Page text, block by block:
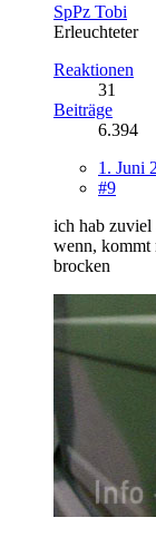
SpPz Tobi
Erleuchteter
Reaktionen
31
Beiträge
6.394
1. Juni
#9
ich hab zuviel
wenn, kommt
brocken